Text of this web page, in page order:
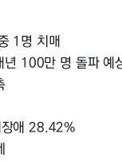
1명 치매
100만 명 돌파 예
애 28.42%